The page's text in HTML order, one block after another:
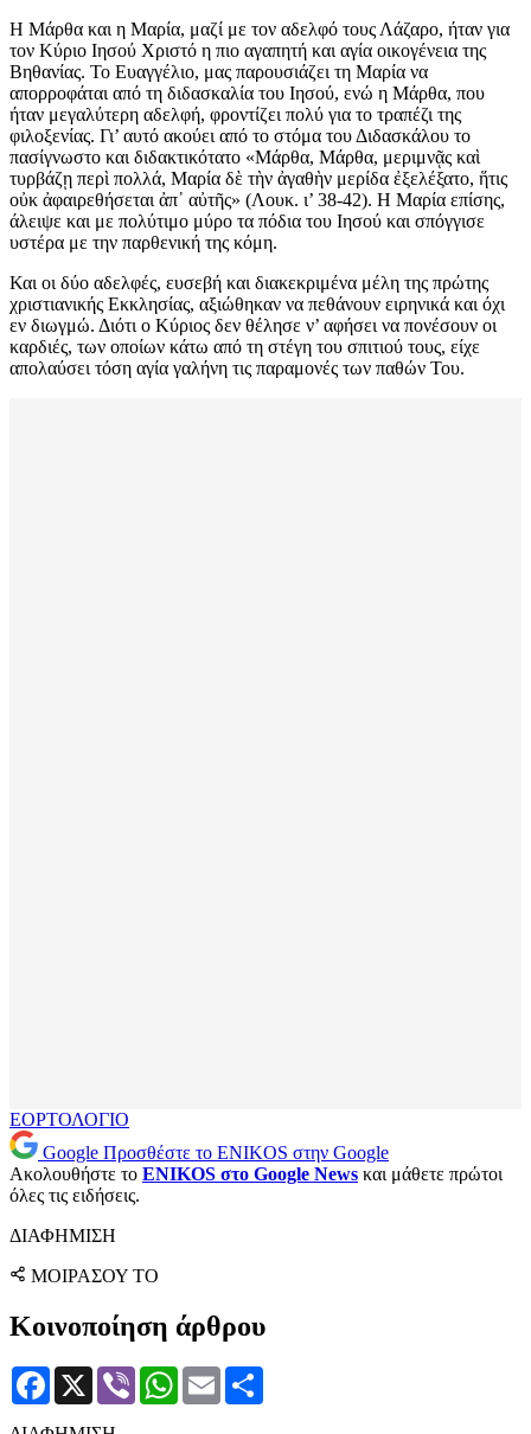
Η Μάρθα και η Μαρία, μαζί με τον αδελφό τους Λάζαρο, ήταν για
τον Κύριο Ιησού Χριστό η πιο αγαπητή και αγία οικογένεια της
Βηθανίας. Το Ευαγγέλιο, μας παρουσιάζει τη Μαρία να
απορροφάται από τη διδασκαλία του Ιησού, ενώ η Μάρθα, που
ήταν μεγαλύτερη αδελφή, φροντίζει πολύ για το τραπέζι της
φιλοξενίας. Γι’ αυτό ακούει από το στόμα του Διδασκάλου το
πασίγνωστο και διδακτικότατο «Μάρθα, Μάρθα, μεριμνᾷς καὶ
τυρβάζῃ περὶ πολλά, Μαρία δὲ τὴν ἀγαθὴν μερίδα ἐξελέξατο, ἥτις
οὐκ ἀφαιρεθήσεται ἀπ᾿ αὐτῆς» (Λουκ. ι’ 38-42). Η Μαρία επίσης,
άλειψε και με πολύτιμο μύρο τα πόδια του Ιησού και σπόγγισε
υστέρα με την παρθενική της κόμη.
Και οι δύο αδελφές, ευσεβή και διακεκριμένα μέλη της πρώτης
χριστιανικής Εκκλησίας, αξιώθηκαν να πεθάνουν ειρηνικά και όχι
εν διωγμώ. Διότι ο Κύριος δεν θέλησε ν’ αφήσει να πονέσουν οι
καρδιές, των οποίων κάτω από τη στέγη του σπιτιού τους, είχε
απολαύσει τόση αγία γαλήνη τις παραμονές των παθών Του.
ΕΟΡΤΟΛΟΓΙΟ
Google Προσθέστε το ENIKOS στην Google
Ακολουθήστε το ENIKOS στο Google News και μάθετε πρώτοι
όλες τις ειδήσεις.
ΔΙΑΦΗΜΙΣΗ
ΜΟΙΡΑΣΟΥ ΤΟ
Κοινοποίηση άρθρου
Facebook
X Viber WhatsApp
Email